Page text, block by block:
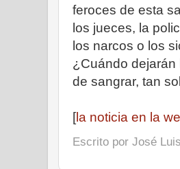
feroces de esta
los jueces, la
los narcos o los
¿Cuándo dejarán
de sangrar, tan
[la noticia en la
Escrito por José